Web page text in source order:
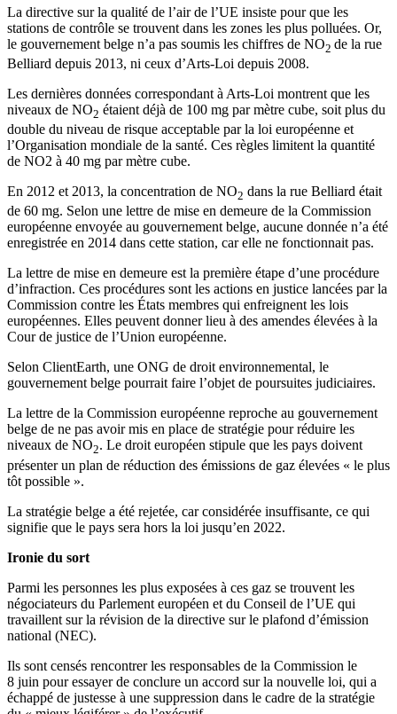
La directive sur la qualité de l’air de l’UE insiste pour que les
stations de contrôle se trouvent dans les zones les plus polluées. Or,
le gouvernement belge n’a pas soumis les chiffres de NO2 de la rue
Belliard depuis 2013, ni ceux d’Arts-Loi depuis 2008.
Les dernières données correspondant à Arts-Loi montrent que les
niveaux de NO2 étaient déjà de 100 mg par mètre cube, soit plus du
double du niveau de risque acceptable par la loi européenne et
l’Organisation mondiale de la santé. Ces règles limitent la quantité
de NO2 à 40 mg par mètre cube.
En 2012 et 2013, la concentration de NO2 dans la rue Belliard était
de 60 mg. Selon une lettre de mise en demeure de la Commission
européenne envoyée au gouvernement belge, aucune donnée n’a été
enregistrée en 2014 dans cette station, car elle ne fonctionnait pas.
La lettre de mise en demeure est la première étape d’une procédure
d’infraction. Ces procédures sont les actions en justice lancées par la
Commission contre les États membres qui enfreignent les lois
européennes. Elles peuvent donner lieu à des amendes élevées à la
Cour de justice de l’Union européenne.
Selon ClientEarth, une ONG de droit environnemental, le
gouvernement belge pourrait faire l’objet de poursuites judiciaires.
La lettre de la Commission européenne reproche au gouvernement
belge de ne pas avoir mis en place de stratégie pour réduire les
niveaux de NO2. Le droit européen stipule que les pays doivent
présenter un plan de réduction des émissions de gaz élevées « le plus
tôt possible ».
La stratégie belge a été rejetée, car considérée insuffisante, ce qui
signifie que le pays sera hors la loi jusqu’en 2022.
Ironie du sort
Parmi les personnes les plus exposées à ces gaz se trouvent les
négociateurs du Parlement européen et du Conseil de l’UE qui
travaillent sur la révision de la directive sur le plafond d’émission
national (NEC).
Ils sont censés rencontrer les responsables de la Commission le
8 juin pour essayer de conclure un accord sur la nouvelle loi, qui a
échappé de justesse à une suppression dans le cadre de la stratégie